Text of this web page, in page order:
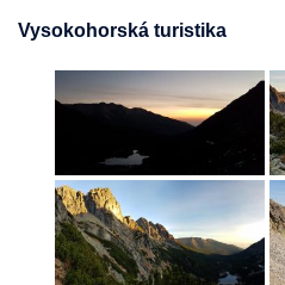
Vysokohorská turistika